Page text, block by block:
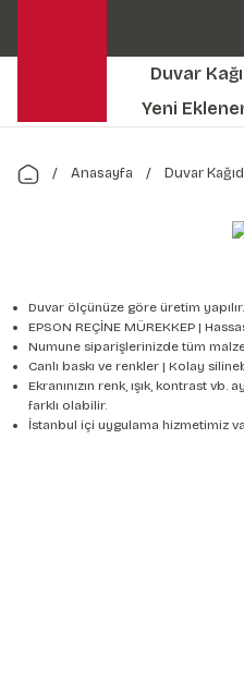
Duvar
Yeni
Anasayfa Duvar
Duvar ölçünüze göre üretim
EPSON REÇİNE MÜREKKEP |
Numune siparişlerinizde tüm
Canlı baskı ve renkler | Kolay
Ekranınızın renk, ışık, kontrast
farklı olabilir.
İstanbul içi uygulama hizmetimiz